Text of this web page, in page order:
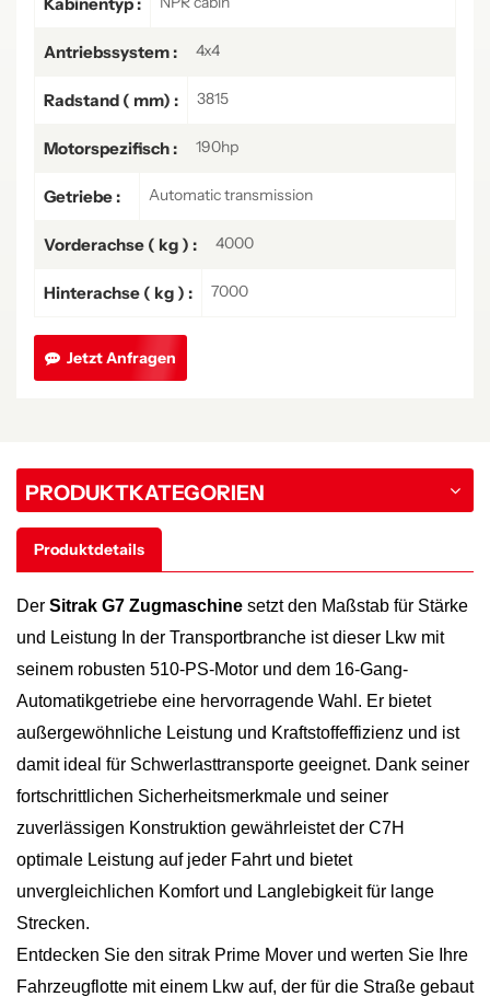
Antriebssystem : 4x4
Radstand ( mm) : 3815
Motorspezifisch : 190hp
Getriebe : Automatic transmission
Vorderachse ( kg ) : 4000
Hinterachse ( kg ) : 7000
Jetzt Anfragen
PRODUKTKATEGORIEN
Produktdetails
Der Sitrak G7 Zugmaschine setzt den Maßstab für Stärke
und Leistung In der Transportbranche ist dieser Lkw mit
seinem robusten 510-PS-Motor und dem 16-Gang-
Automatikgetriebe eine hervorragende Wahl. Er bietet
außergewöhnliche Leistung und Kraftstoffeffizienz und ist
damit ideal für Schwerlasttransporte geeignet. Dank seiner
fortschrittlichen Sicherheitsmerkmale und seiner
zuverlässigen Konstruktion gewährleistet der C7H
optimale Leistung auf jeder Fahrt und bietet
unvergleichlichen Komfort und Langlebigkeit für lange
Strecken.
Entdecken Sie den sitrak Prime Mover und werten Sie Ihre
Fahrzeugflotte mit einem Lkw auf, der für die Straße gebaut